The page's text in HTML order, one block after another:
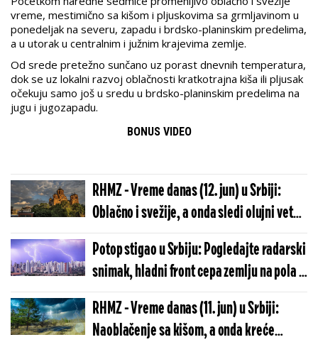
vreme, mestimično sa kišom i pljuskovima sa grmljavinom u
ponedeljak na severu, zapadu i brdsko-planinskim predelima,
a u utorak u centralnim i južnim krajevima zemlje.
Od srede pretežno sunčano uz porast dnevnih temperatura,
dok se uz lokalni razvoj oblačnosti kratkotrajna kiša ili pljusak
očekuju samo još u sredu u brdsko-planinskim predelima na
jugu i jugozapadu.
BONUS VIDEO
RHMZ - Vreme danas (12. jun) u Srbiji:
Oblačno i svežije, a onda sledi olujni vetar
i kiša, temperatura do 24 stepena
Potop stigao u Srbiju: Pogledajte radarski
snimak, hladni front cepa zemlju na pola –
upaljen narandžasti meteoalarm! (FOTO)
RHMZ - Vreme danas (11. jun) u Srbiji:
Naoblačenje sa kišom, a onda kreće